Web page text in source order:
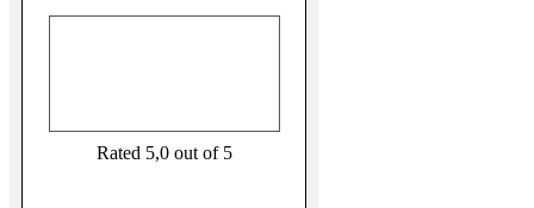
Rated 5,0 out of 5